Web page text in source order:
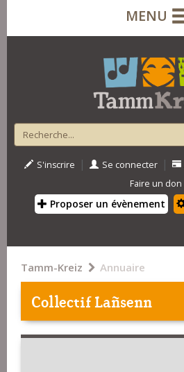
MENU
S'inscrire | Se connecter |
Faire un don
Proposer un évènement
Tamm-Kreiz Annuaire
Collectif Lañsenn